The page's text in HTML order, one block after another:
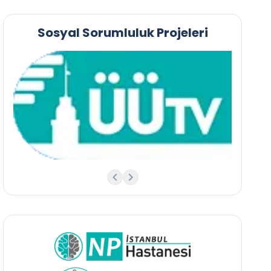
Sosyal Sorumluluk Projeleri